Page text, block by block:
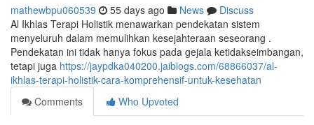
mathewbpu060539 55 days ago News
Discuss
Al Ikhlas Terapi Holistik menawarkan pendekatan sistem
menyeluruh dalam memulihkan kesejahteraan seseorang .
Pendekatan ini tidak hanya fokus pada gejala ketidakseimbangan,
tetapi juga https://jaypdka040200.jaiblogs.com/68866037/al-
ikhlas-terapi-holistik-cara-komprehensif-untuk-kesehatan
Comments
Who Upvoted